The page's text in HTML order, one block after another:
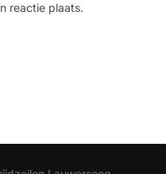
reactie plaats.